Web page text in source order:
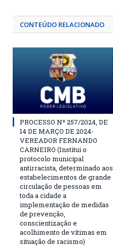
CONTEÚDO RELACIONADO
PROCESSO Nº 257/2024, DE
14 DE MARÇO DE 2024-
VEREADOR FERNANDO
CARNEIRO (Institui o
protocolo municipal
antirracista, determinado aos
estabelecimentos de grande
circulação de pessoas em
toda a cidade a
implementação de medidas
de prevenção,
conscientização e
acolhimento de vítimas em
situação de racismo)